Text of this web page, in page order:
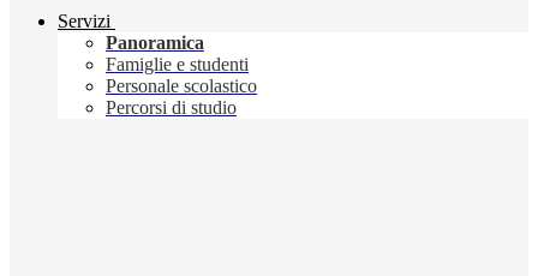
Servizi
Panoramica
Famiglie e studenti
Personale scolastico
Percorsi di studio